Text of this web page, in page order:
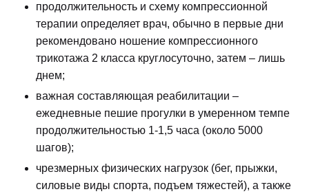
продолжительность и схему компрессионной
терапии определяет врач, обычно в первые дни
рекомендовано ношение компрессионного
трикотажа 2 класса круглосуточно, затем – лишь
днем;
важная составляющая реабилитации –
ежедневные пешие прогулки в умеренном темпе
продолжительностью 1-1,5 часа (около 5000
шагов);
чрезмерных физических нагрузок (бег, прыжки,
силовые виды спорта, подъем тяжестей), а также